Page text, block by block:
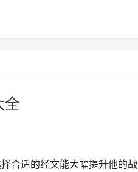
全
合适的经文能大幅提升他的战